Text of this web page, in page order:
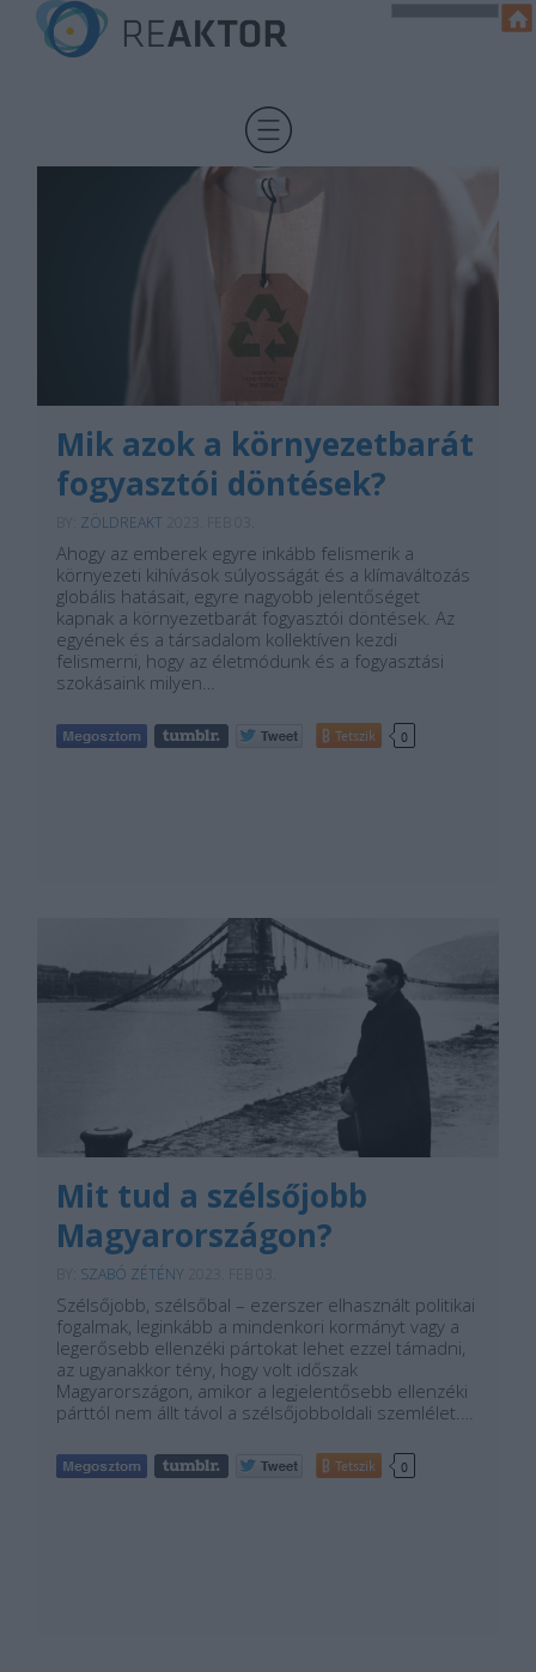
Mik azok a környezetbarát
fogyasztói döntések?
ZÖLDREAKT
Ahogy az emberek egyre inkább felismerik a
környezeti kihívások súlyosságát és a klímaváltozás
globális hatásait, egyre nagyobb jelentőséget
kapnak a környezetbarát fogyasztói döntések. Az
egyének és a társadalom kollektíven kezdi
felismerni, hogy az életmódunk és a fogyasztási
szokásaink milyen…
Tetszik 0
Mit tud a szélsőjobb
Magyarországon?
SZABÓ ZÉTÉNY
Szélsőjobb, szélsőbal – ezerszer elhasznált politikai
fogalmak, leginkább a mindenkori kormányt vagy a
legerősebb ellenzéki pártokat lehet ezzel támadni,
az ugyanakkor tény, hogy volt időszak
Magyarországon, amikor a legjelentősebb ellenzéki
párttól nem állt távol a szélsőjobboldali szemlélet.…
Tetszik 0